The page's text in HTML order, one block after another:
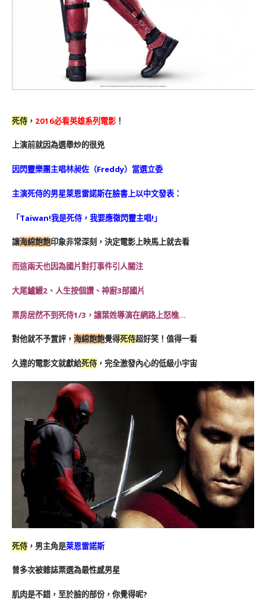
死侍 ， 2016必看英雄系列電影 ！
上演前就因為選舉炒的很兇
因閃靈樂團主唱林昶佐（Freddy）當選立委
主演死侍的男星萊恩雷諾斯在臉書上以中文發表：
「Taiwan!我是死侍，我要應徵閃靈主唱!」
讓海綿飽飽印象非常深刻，決定電影上映馬上就去看
而這兩天也因為國片對打事件引人關注
大尾鱸鰻2、人生按個讚、神廚3部國片
票房居然不到死侍1/3， 讓葉姓導演在網路上怒樵…
對他就不予置評， 海綿飽飽覺得死侍超好笑！值得一看
久違的電影文就獻給死侍 ，完全激發內心的低級小宇宙
死侍 ，男主角是萊恩雷諾斯
曾多次被雜誌票選為最性感男星
肌肉是不錯，至於臉的部份，你覺得呢?